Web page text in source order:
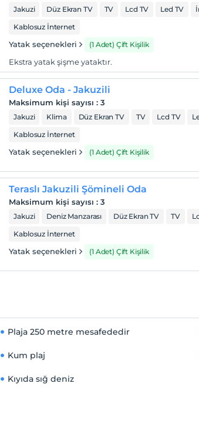
Jakuzi Düz Ekran TV TV Lcd TV Led TV
Kablosuz İnternet
Yatak seçenekleri (1 Adet) Çift Kişilik
Ekstra yatak şişme yataktır.
Deluxe Oda - Jakuzili
Maksimum kişi sayısı :3
Jakuzi Klima Düz Ekran TV TV Lcd TV
Kablosuz İnternet
Yatak seçenekleri (1 Adet) Çift Kişilik
Teraslı Jakuzili Şömineli Oda
Maksimum kişi sayısı :3
Jakuzi Deniz Manzarası Düz Ekran TV TV
Kablosuz İnternet
Yatak seçenekleri (1 Adet) Çift Kişilik
Plaja 250 metre mesafededir
Kum plaj
Kıyıda sığ deniz